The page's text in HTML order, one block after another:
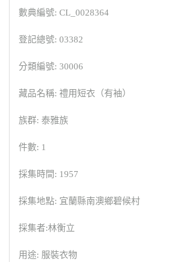
數典編號: CL_0028364
登記總號: 03382
分類編號: 30006
藏品名稱: 禮用短衣（有袖）
族群: 泰雅族
件數: 1
採集時間: 1957
採集地點: 宜蘭縣南澳鄉碧候村
採集者:林衡立
用途: 服裝衣物